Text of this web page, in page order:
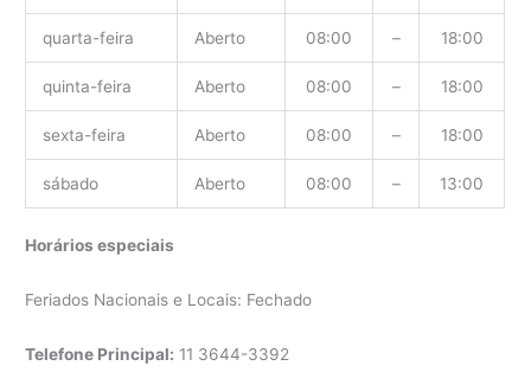
quarta-feira Aberto 08:00 – 18:00
quinta-feira Aberto 08:00 – 18:00
sexta-feira Aberto 08:00 – 18:00
sábado Aberto 08:00 – 13:00
Horários especiais
Feriados Nacionais e Locais: Fechado
Telefone Principal: 11 3644-3392